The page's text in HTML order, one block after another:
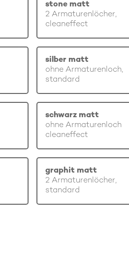
stone matt
2 Armaturenlöcher,
cleaneffect
silber matt
ohne Armaturenloch,
standard
schwarz matt
ohne Armaturenloch
cleaneffect
graphit matt
2 Armaturenlöcher,
standard